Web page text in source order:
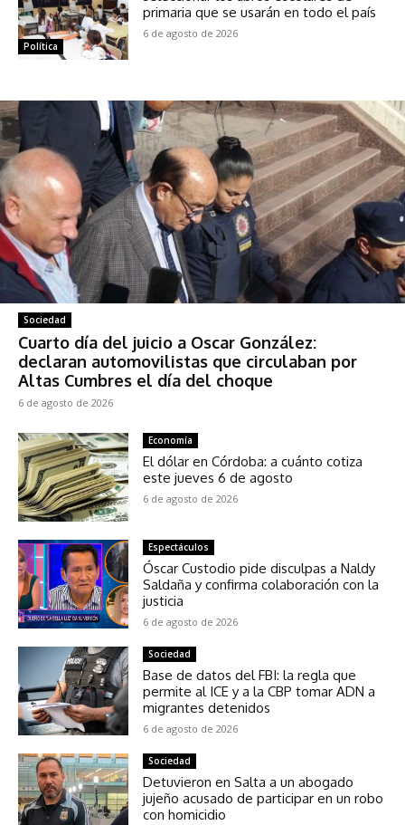
Política
primaria que se usarán en todo el país
6 de agosto de 2026
Sociedad
Cuarto día del juicio a Oscar González:
declaran automovilistas que circulaban por
Altas Cumbres el día del choque
6 de agosto de 2026
Economía
El dólar en Córdoba: a cuánto cotiza
este jueves 6 de agosto
6 de agosto de 2026
Espectáculos
Óscar Custodio pide disculpas a Naldy
Saldaña y confirma colaboración con la
justicia
6 de agosto de 2026
Sociedad
Base de datos del FBI: la regla que
permite al ICE y a la CBP tomar ADN a
migrantes detenidos
6 de agosto de 2026
Sociedad
Detuvieron en Salta a un abogado
jujeño acusado de participar en un robo
con homicidio